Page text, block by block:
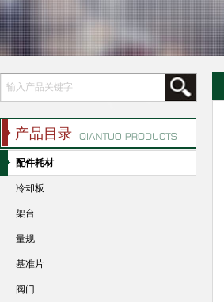
产品目录
配件耗材
冷却板
架台
量规
基准片
阀门